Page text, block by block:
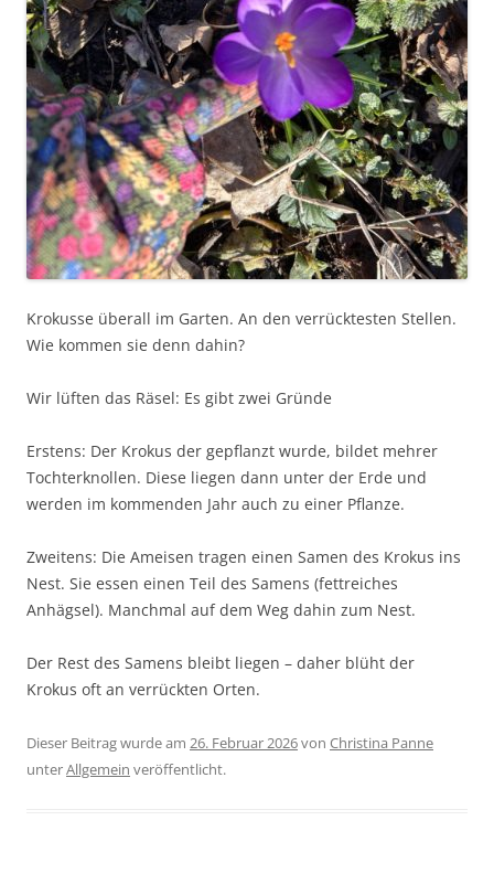
Krokusse überall im Garten. An den verrücktesten Stellen.
Wie kommen sie denn dahin?
Wir lüften das Räsel: Es gibt zwei Gründe
Erstens: Der Krokus der gepflanzt wurde, bildet mehrer
Tochterknollen. Diese liegen dann unter der Erde und
werden im kommenden Jahr auch zu einer Pflanze.
Zweitens: Die Ameisen tragen einen Samen des Krokus ins
Nest. Sie essen einen Teil des Samens (fettreiches
Anhägsel). Manchmal auf dem Weg dahin zum Nest.
Der Rest des Samens bleibt liegen – daher blüht der
Krokus oft an verrückten Orten.
Dieser Beitrag wurde am 26. Februar 2026von Christina Panne
unterAllgemein veröffentlicht.